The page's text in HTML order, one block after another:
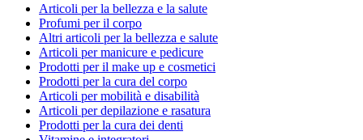
Articoli per la bellezza e la salute
Profumi per il corpo
Altri articoli per la bellezza e salute
Articoli per manicure e pedicure
Prodotti per il make up e cosmetici
Prodotti per la cura del corpo
Articoli per mobilità e disabilità
Articoli per depilazione e rasatura
Prodotti per la cura dei denti